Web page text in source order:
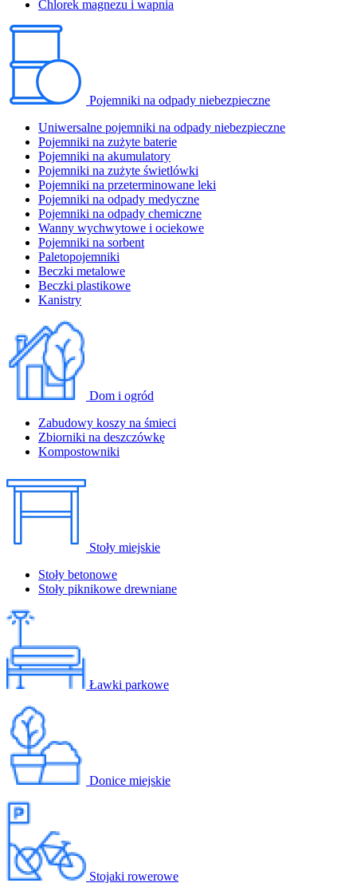
Chlorek magnezu i wapnia
Pojemniki na odpady niebezpieczne
Uniwersalne pojemniki na odpady niebezpieczne
Pojemniki na zużyte baterie
Pojemniki na akumulatory
Pojemniki na zużyte świetlówki
Pojemniki na przeterminowane leki
Pojemniki na odpady medyczne
Pojemniki na odpady chemiczne
Wanny wychwytowe i ociekowe
Pojemniki na sorbent
Paletopojemniki
Beczki metalowe
Beczki plastikowe
Kanistry
Dom i ogród
Zabudowy koszy na śmieci
Zbiorniki na deszczówkę
Kompostowniki
Stoły miejskie
Stoły betonowe
Stoły piknikowe drewniane
Ławki parkowe
Donice miejskie
Stojaki rowerowe